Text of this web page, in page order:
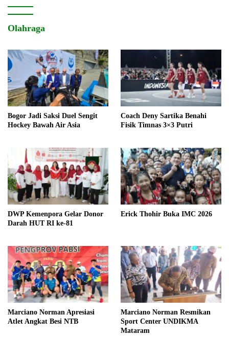
Olahraga
Bogor Jadi Saksi Duel Sengit
Hockey Bawah Air Asia
Coach Deny Sartika Benahi
Fisik Timnas 3×3 Putri
DWP Kemenpora Gelar Donor
Darah HUT RI ke-81
Erick Thohir Buka IMC 2026
Marciano Norman Apresiasi
Atlet Angkat Besi NTB
Marciano Norman Resmikan
Sport Center UNDIKMA
Mataram